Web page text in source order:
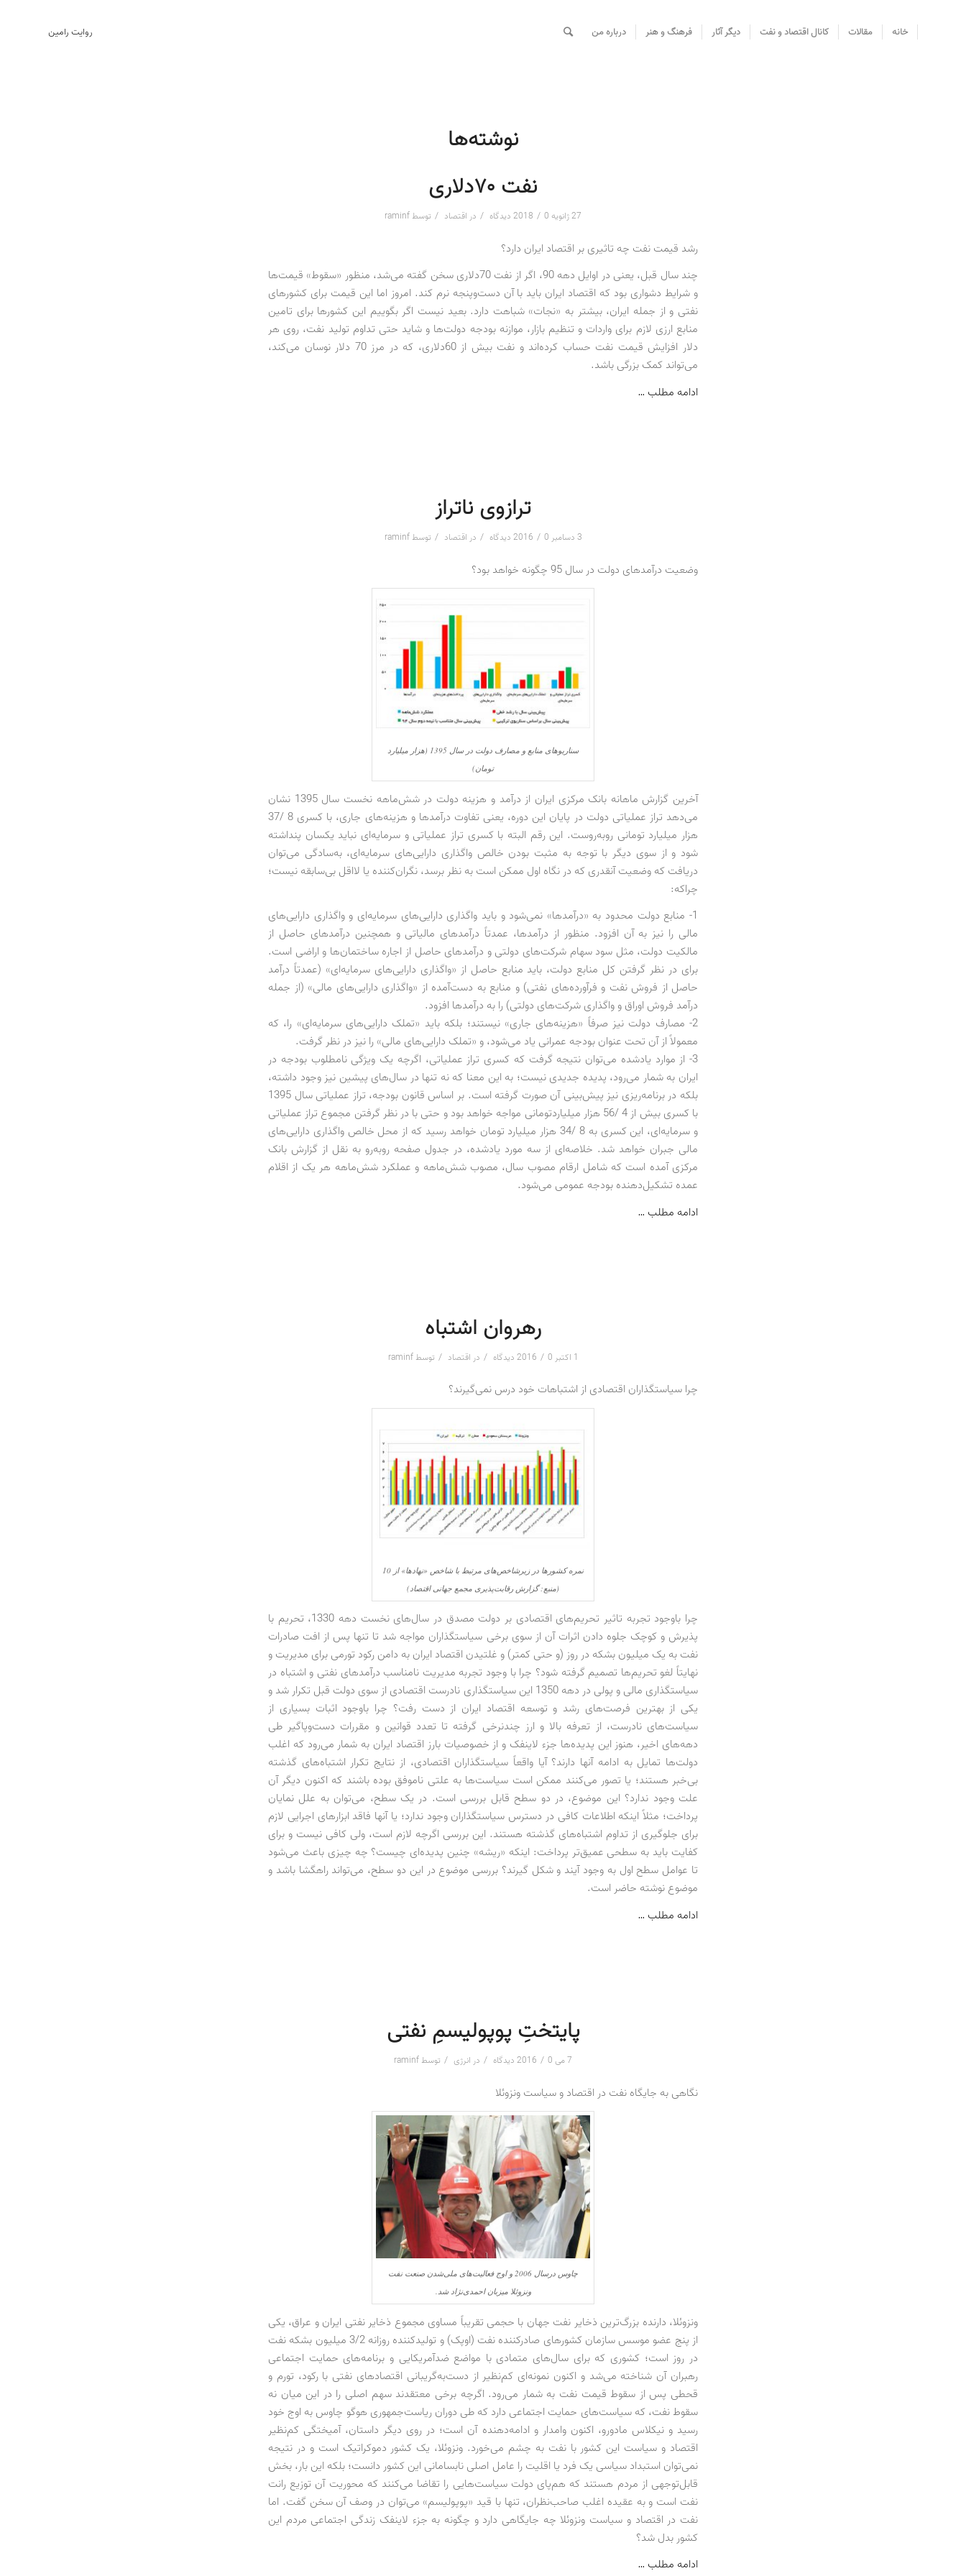
روایت رامین خانه مقالات کانال اقتصاد و نفت دیگر آثار فرهنگ و هنر درباره من
نوشته‌ها
نفت ۷۰دلاری
27 ژانویه 2018 / 0 دیدگاه / در اقتصاد / توسط raminf
رشد قیمت نفت چه تاثیری بر اقتصاد ایران دارد؟
چند سال قبل، یعنی در اوایل دهه 90، اگر از نفت 70‌دلاری سخن گفته می‌شد، منظور «سقوط» قیمت‌ها
و شرایط دشواری بود که اقتصاد ایران باید با آن دست‌وپنجه نرم کند. امروز اما این قیمت برای کشورهای
نفتی و از جمله ایران، بیشتر به «نجات» شباهت دارد. بعید نیست اگر بگوییم این کشورها برای تامین
منابع ارزی لازم برای واردات و تنظیم بازار، موازنه بودجه دولت‌ها و شاید حتی تداوم تولید نفت، روی هر
دلار افزایش قیمت نفت حساب کرده‌اند و نفت بیش از 60‌دلاری، که در مرز 70 دلار نوسان می‌کند،
می‌تواند کمک بزرگی باشد.
ادامه مطلب …
ترازوی ناتراز
3 دسامبر 2016 / 0 دیدگاه / در اقتصاد / توسطraminf
وضعیت درآمدهای دولت در سال 95 چگونه خواهد بود؟
سناریوهای منابع و مصارف دولت در سال 1395 (هزار میلیارد
تومان)
آخرین گزارش ماهانه بانک مرکزی ایران از درآمد و هزینه دولت در شش‌ماهه نخست سال 1395 نشان
می‌دهد تراز عملیاتی دولت در پایان این دوره، یعنی تفاوت درآمدها و هزینه‌های جاری، با کسری 8 /37
هزار میلیارد تومانی روبه‌روست. این رقم البته با کسری تراز عملیاتی و سرمایه‌ای نباید یکسان پنداشته
شود و از سوی دیگر با توجه به مثبت بودن خالص واگذاری دارایی‌های سرمایه‌ای، به‌سادگی می‌توان
دریافت که وضعیت آنقدری که در نگاه اول ممکن است به نظر برسد، نگران‌کننده یا لااقل بی‌سابقه نیست؛
چراکه:
1- منابع دولت محدود به «درآمدها» نمی‌شود و باید واگذاری دارایی‌های سرمایه‌ای و واگذاری دارایی‌های
مالی را نیز به آن افزود. منظور از درآمدها، عمدتاً درآمدهای مالیاتی و همچنین درآمدهای حاصل از
مالکیت دولت، مثل سود سهام شرکت‌های دولتی و درآمدهای حاصل از اجاره ساختمان‌ها و اراضی است.
برای در نظر گرفتن کل منابع دولت، باید منابع حاصل از «واگذاری دارایی‌های سرمایه‌ای» (عمدتاً درآمد
حاصل از فروش نفت و فرآورده‌های نفتی) و منابع به دست‌آمده از «واگذاری دارایی‌های مالی» (از جمله
درآمد فروش اوراق و واگذاری شرکت‌های دولتی) را به درآمدها افزود.
2- مصارف دولت نیز صرفاً «هزینه‌های جاری» نیستند؛ بلکه باید «تملک دارایی‌های سرمایه‌ای» را، که
معمولاً از آن تحت عنوان بودجه عمرانی یاد می‌شود، و «تملک دارایی‌های مالی» را نیز در نظر گرفت.
3- از موارد یادشده می‌توان نتیجه گرفت که کسری تراز عملیاتی، اگرچه یک ویژگی نامطلوب بودجه در
ایران به شمار می‌رود، پدیده جدیدی نیست؛ به این معنا که نه تنها در سال‌های پیشین نیز وجود داشته،
بلکه در برنامه‌ریزی نیز پیش‌بینی آن صورت گرفته است. بر اساس قانون بودجه، تراز عملیاتی سال 1395
با کسری بیش از 4 /56 هزار میلیارد‌تومانی مواجه خواهد بود و حتی با در نظر گرفتن مجموع تراز عملیاتی
و سرمایه‌ای، این کسری به 8 /34 هزار میلیارد تومان خواهد رسید که از محل خالص واگذاری دارایی‌های
مالی جبران خواهد شد. خلاصه‌ای از سه مورد یادشده، در جدول صفحه روبه‌رو به نقل از گزارش بانک
مرکزی آمده است که شامل ارقام مصوب سال، مصوب شش‌ماهه و عملکرد شش‌ماهه هر یک از اقلام
عمده تشکیل‌دهنده بودجه عمومی می‌شود.
ادامه مطلب …
رهروان اشتباه
1 اکتبر 2016 / 0 دیدگاه / در اقتصاد / توسطraminf
چرا سیاستگذاران اقتصادی از اشتباهات خود درس نمی‌گیرند؟
نمره کشورها در زیرشاخص‌های مرتبط با شاخص «نهادها» از 10
(منبع: گزارش رقابت‌پذیری مجمع جهانی اقتصاد)
چرا باوجود تجربه تاثیر تحریم‌های اقتصادی بر دولت مصدق در سال‌های نخست دهه 1330، تحریم با
پذیرش و کوچک جلوه دادن اثرات آن از سوی برخی سیاستگذاران مواجه شد تا تنها پس از افت صادرات
نفت به یک میلیون بشکه در روز (و حتی کمتر) و غلتیدن اقتصاد ایران به دامن رکود تورمی برای مدیریت و
نهایتاً لغو تحریم‌ها تصمیم گرفته شود؟ چرا با وجود تجربه مدیریت نامناسب درآمدهای نفتی و اشتباه در
سیاستگذاری مالی و پولی در دهه 1350 این سیاستگذاری نادرست اقتصادی از سوی دولت قبل تکرار شد و
یکی از بهترین فرصت‌های رشد و توسعه اقتصاد ایران از دست رفت؟ چرا باوجود اثبات بسیاری از
سیاست‌های نادرست، از تعرفه بالا و ارز چندنرخی گرفته تا تعدد قوانین و مقررات دست‌وپاگیر طی
دهه‌های اخیر، هنوز این پدیده‌ها جزء لاینفک و از خصوصیات بارز اقتصاد ایران به شمار می‌رود که اغلب
دولت‌ها تمایل به ادامه آنها دارند؟ آیا واقعاً سیاستگذاران اقتصادی، از نتایج تکرار اشتباه‌های گذشته
بی‌خبر هستند؛ یا تصور می‌کنند ممکن است سیاست‌ها به علتی ناموفق بوده باشند که اکنون دیگر آن
علت وجود ندارد؟ این موضوع، در دو سطح قابل بررسی است. در یک سطح، می‌توان به علل نمایان
پرداخت؛ مثلاً اینکه اطلاعات کافی در دسترس سیاستگذاران وجود ندارد؛ یا آنها فاقد ابزارهای اجرایی لازم
برای جلوگیری از تداوم اشتباه‌های گذشته هستند. این بررسی اگرچه لازم است، ولی کافی نیست و برای
کفایت باید به سطحی عمیق‌تر پرداخت: اینکه «ریشه» چنین پدیده‌ای چیست؟ چه چیزی باعث می‌شود
تا عوامل سطح اول به وجود آیند و شکل گیرند؟ بررسی موضوع در این دو سطح، می‌تواند راهگشا باشد و
موضوع نوشته حاضر است.
ادامه مطلب …
پایتختِ پوپولیسمِ نفتی
7 می 2016 / 0 دیدگاه / در انرژی / توسط raminf
نگاهی به جایگاه نفت در اقتصاد و سیاست ونزوئلا
چاوس درسال 2006 و اوج فعالیت‌های ملی‌شدن صنعت نفت
ونزوئلا میزبان احمدی‌نژاد شد.
ونزوئلا، دارنده بزرگ‌ترین ذخایر نفت جهان با حجمی تقریباً مساوی مجموع ذخایر نفتی ایران و عراق، یکی
از پنج عضو موسس سازمان کشورهای صادرکننده نفت (اوپک) و تولیدکننده روزانه 3/2 میلیون بشکه نفت
در روز است؛ کشوری که برای سال‌های متمادی با مواضع ضدآمریکایی و برنامه‌های حمایت اجتماعی
رهبران آن شناخته می‌شد و اکنون نمونه‌ای کم‌نظیر از دست‌به‌گریبانی اقتصادهای نفتی با رکود، تورم و
قحطی پس از سقوط قیمت نفت به شمار می‌رود. اگرچه برخی معتقدند سهم اصلی را در این میان نه
سقوط نفت، که سیاست‌های حمایت اجتماعی دارد که طی دوران ریاست‌جمهوری هوگو چاوس به اوج خود
رسید و نیکلاس مادورو، اکنون وامدار و ادامه‌دهنده آن است؛ در روی دیگر داستان، آمیختگی کم‌نظیر
اقتصاد و سیاست این کشور با نفت به چشم می‌خورد. ونزوئلا، یک کشور دموکراتیک است و در نتیجه
نمی‌توان استبداد سیاسی یک فرد یا اقلیت را عامل اصلی نابسامانی این کشور دانست؛ بلکه این بار، بخش
قابل‌توجهی از مردم هستند که هم‌پای دولت سیاست‌هایی را تقاضا می‌کنند که محوریت آن توزیع رانت
نفت است و به عقیده اغلب صاحب‌نظران، تنها با قید «پوپولیسم» می‌توان در وصف آن سخن گفت. اما
نفت در اقتصاد و سیاست ونزوئلا چه جایگاهی دارد و چگونه به جزء لاینفک زندگی اجتماعی مردم این
کشور بدل شد؟
ادامه مطلب …